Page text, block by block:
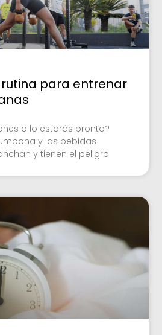
para entrenar
o lo estarás pronto?
y las bebidas
y tienen el peligro